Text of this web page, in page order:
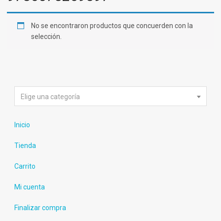
No se encontraron productos que concuerden con la
selección.
Elige una categoría
Inicio
Tienda
Carrito
Mi cuenta
Finalizar compra